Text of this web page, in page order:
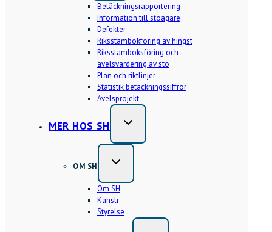
Betäckningsrapportering
Information till stoägare
Defekter
Riksstambokföring av hingst
Riksstamboksföring och
avelsvärdering av sto
Plan och riktlinjer
Statistik betäckningssiffror
Avelsprojekt
MER HOS SH
OM SH
Om SH
Kansli
Styrelse